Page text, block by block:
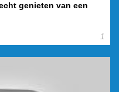
genieten van een
1